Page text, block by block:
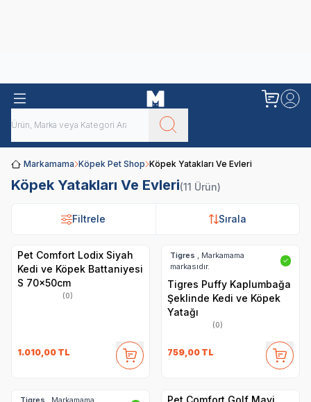
Markamama Köpek Pet Shop Köpek Yatakları Ve Evleri
Köpek Yatakları Ve Evleri(11 Ürün)
Filtrele Sırala
Filtrele Sırala
Pet Comfort Lodix Siyah
Kedi ve Köpek Battaniyesi
S 70x50cm
(0)
1.010,00 TL
Tigres
, Markamama
markasıdır.
✓
Tigres Puffy Kaplumbağa
Şeklinde Kedi ve Köpek
Yatağı
(0)
759,00 TL
Tigres
, Markamama
Pet Comfort Golf Mavi